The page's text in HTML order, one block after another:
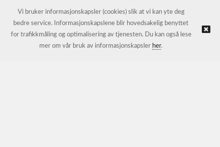
Vi bruker informasjonskapsler (cookies) slik at vi kan yte deg
bedre service. Informasjonskapslene blir hovedsakelig benyttet
for trafikkmåling og optimalisering av tjenesten. Du kan også lese
mer om vår bruk av informasjonskapsler her.